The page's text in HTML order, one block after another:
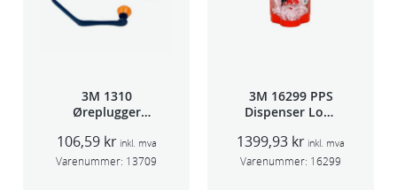
3M 1310
Øreplugger
106,59 kr inkl. mva
Varenummer: 13709
3M 16299 PPS
Dispenser Lokk
Midi)
1399,93 kr inkl. mva
Varenummer: 16299